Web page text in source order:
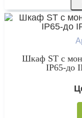
Шкаф ST с
IP65-до